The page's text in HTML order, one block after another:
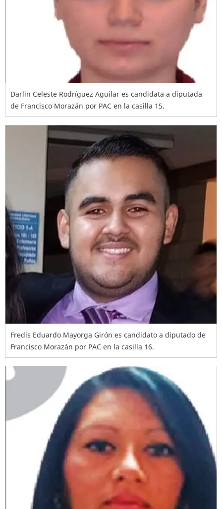
Darlin Celeste Rodríguez Aguilar es candidata a diputada
de Francisco Morazán por PAC en la casilla 15.
Fredis Eduardo Mayorga Girón es candidato a diputado de
Francisco Morazán por PAC en la casilla 16.